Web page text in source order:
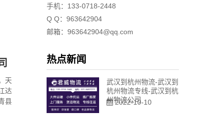
天
达
县
手机：133-0718-2448
Q Q：963642904
邮箱：963642904@qq.com
热点新闻
武汉到杭州物流-武汉到
杭州物流专线-武汉到杭
州物流公司
2022-10-10